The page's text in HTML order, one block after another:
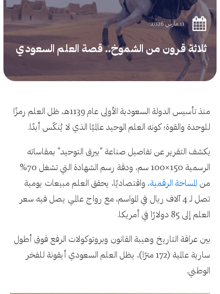
11 مارس 2026
ثلاثة قرون من الشموخ.. قصة العلم السعودي
منذ تأسيس الدولة السعودية الأولى عام 1139هـ، ظل العلم رمزًا
للوحدة والقوة؛ كونه العلم الوحيد عالميًا الذي لا يُنكّس أبدًا.
يكشف التقرير عن تفاصيل صناعة "بيرق التوحيد" بمقاساته
الرسمية 150×100 سم، ودقة رسم الشهادة التي تشغل 70%
من المساحة الرقمية، واقتصاديًا، يحقق العلم مبيعات يومية
تصل لـ 4 آلاف ريال في المواسم، مع رواج عالمي يصل فيه سعر
العلم إلى 85 دولارًا في أمريكا.
بين عراقة التاريخ وهيبة القانون وبروتوكولات الرفع فوق أطول
سارية عالمية (172 مترًا)، يظل العلم السعودي أيقونة للفخر
الوطني.